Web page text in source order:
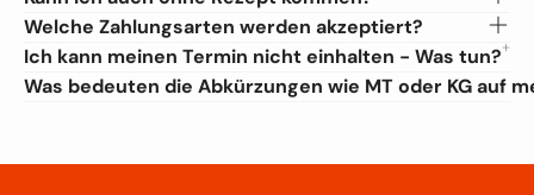
Welche Zahlungsarten werden akzeptiert?
Ich kann meinen Termin nicht einhalten - Was tun?
Was bedeuten die Abkürzungen wie MT oder KG auf